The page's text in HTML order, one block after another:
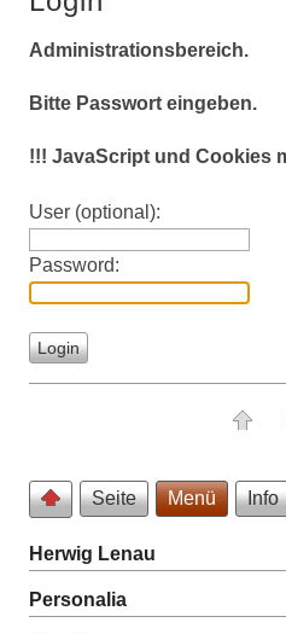
Administrationsbereich.
Bitte Passwort eingeben.
!!! JavaScript und Cookies
User (optional):
Password:
Seite Menü Info
Herwig Lenau
Personalia